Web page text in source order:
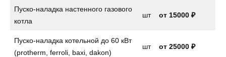
Пуско-наладка настенного газового
котла
шт от 15000 ₽
Пуско-наладка котельной до 60 кВт
(protherm, ferroli, baxi, dakon)
шт от 25000 ₽